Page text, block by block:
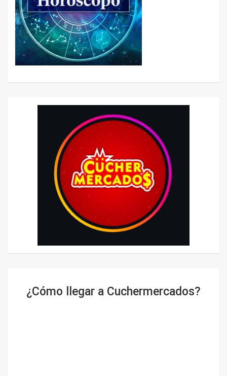
¿Cómo llegar a Cuchermercados?